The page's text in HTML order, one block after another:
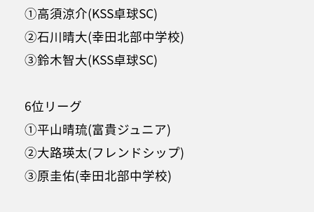
①高須涼介(KSS卓球SC)
②石川晴大(幸田北部中学校)
③鈴木智大(KSS卓球SC)
6位リーグ
①平山晴琉(富貴ジュニア)
②大路瑛太(フレンドシップ)
③原圭佑(幸田北部中学校)